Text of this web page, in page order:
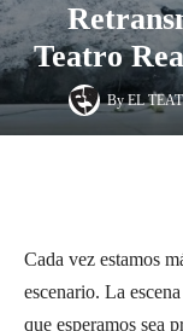
Teatro
By EL
Cada vez estamos
escenario. La
que esperamos sea